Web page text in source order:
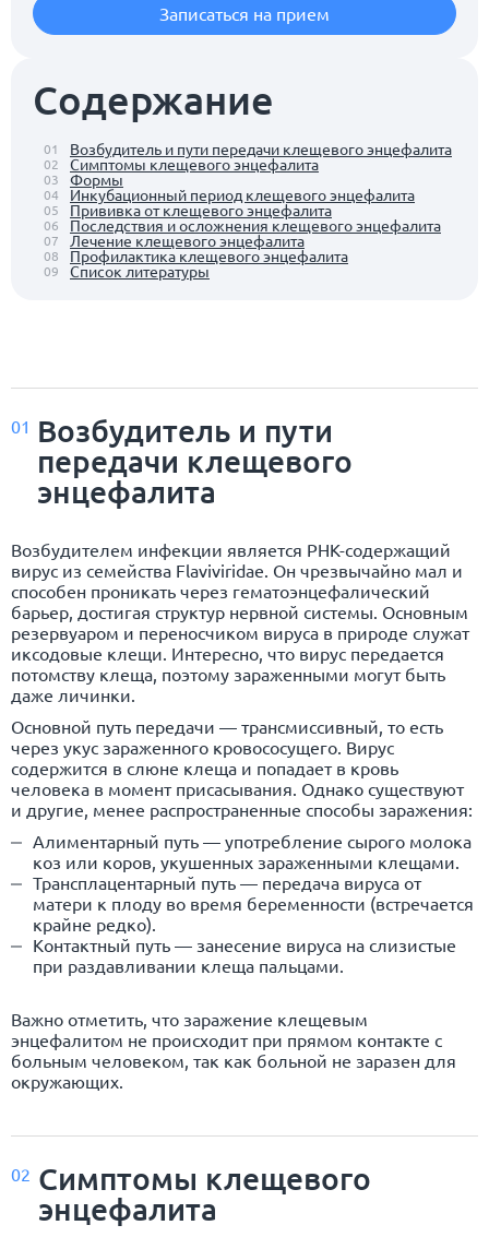
Содержание
01 Возбудитель и пути передачи клещевого энцефалита
02 Симптомы клещевого энцефалита
03 Формы
04 Инкубационный период клещевого энцефалита
05 Прививка от клещевого энцефалита
06 Последствия и осложнения клещевого энцефалита
07 Лечение клещевого энцефалита
08 Профилактика клещевого энцефалита
09 Список литературы
Записаться на прием
01 Возбудитель и пути
передачи клещевого
энцефалита
Возбудителем инфекции является РНК-содержащий
вирус из семейства Flaviviridae. Он чрезвычайно мал и
способен проникать через гематоэнцефалический
барьер, достигая структур нервной системы. Основным
резервуаром и переносчиком вируса в природе служат
иксодовые клещи. Интересно, что вирус передается
потомству клеща, поэтому зараженными могут быть
даже личинки.
Основной путь передачи — трансмиссивный, то есть
через укус зараженного кровососущего. Вирус
содержится в слюне клеща и попадает в кровь
человека в момент присасывания. Однако существуют
и другие, менее распространенные способы заражения:
Алиментарный путь — употребление сырого молока
коз или коров, укушенных зараженными клещами.
Трансплацентарный путь — передача вируса от
матери к плоду во время беременности (встречается
крайне редко).
Контактный путь — занесение вируса на слизистые
при раздавливании клеща пальцами.
Важно отметить, что заражение клещевым
энцефалитом не происходит при прямом контакте с
больным человеком, так как больной не заразен для
окружающих.
02 Симптомы клещевого
энцефалита